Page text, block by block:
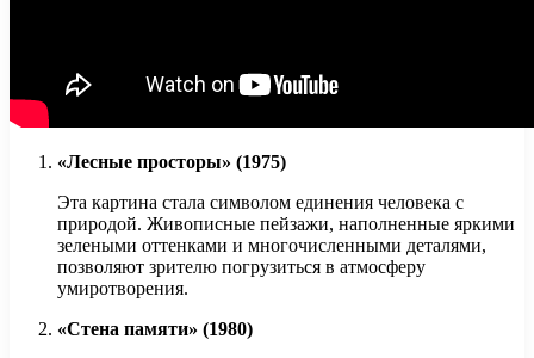
«Лесные просторы» (1975)
Эта картина стала символом единения человека с
природой. Живописные пейзажи, наполненные яркими
зелеными оттенками и многочисленными деталями,
позволяют зрителю погрузиться в атмосферу
умиротворения.
«Стена памяти» (1980)